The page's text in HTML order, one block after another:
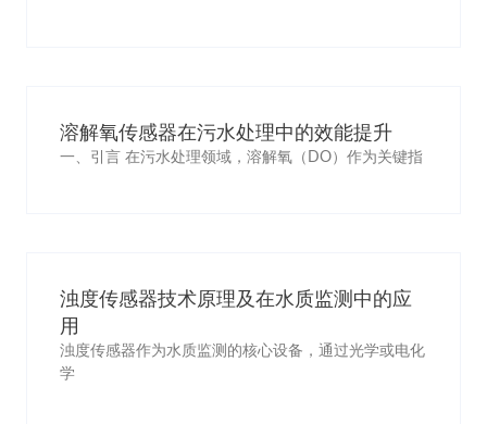
溶解氧传感器在污水处理中的效能提升
一、引言 在污水处理领域，溶解氧（DO）作为关键指
浊度传感器技术原理及在水质监测中的应
用
浊度传感器作为水质监测的核心设备，通过光学或电化
学